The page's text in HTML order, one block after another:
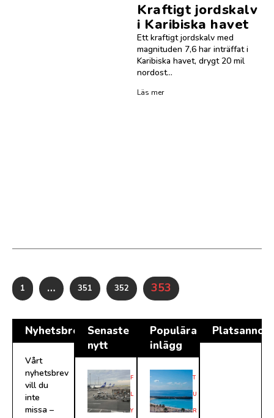
Kraftigt jordskalv
i Karibiska havet
Ett kraftigt jordskalv med
magnituden 7,6 har inträffat i
Karibiska havet, drygt 20 mil
nordost...
Läs mer
1 … 351 352 353
Nyhetsbrev
Vårt
nyhetsbrev
vill du
inte
missa –
Senaste
nytt
F
L
Y
Populära
inlägg
T
U
R